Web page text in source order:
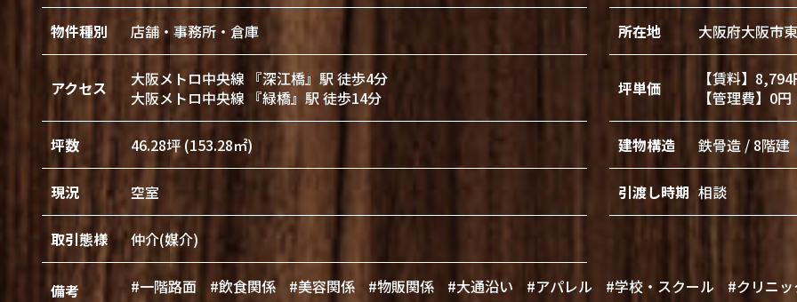
物件種別 店舗・事務所・倉庫 所在地 大阪府大阪市
アクセス
大阪メトロ中央線 『深江橋』駅 徒歩4分
大阪メトロ中央線 『緑橋』駅 徒歩14分
坪単価
【賃料】8,794
【管理費】0円
坪数 46.28坪 (153.28㎡) 建物構造 鉄骨造 / 8階建
現況 空室 引渡し時期 相談
取引態様 仲介(媒介)
備考 #一階路面 #飲食関係 #美容関係 #物販関係 #大通沿い #アパレル #学校・スクール #クリニ